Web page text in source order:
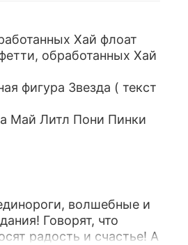
Хай флоат
обработанных Хай
фигура Звезда ( текст
Май Литл Пони Пинки
волшебные и
Говорят, что
радость и счастье! А